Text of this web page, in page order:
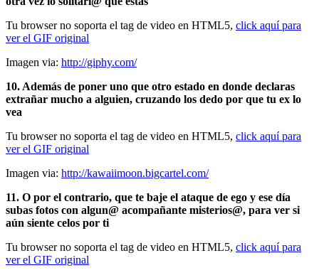
Tu browser no soporta el tag de video en HTML5, click aquí para
ver el GIF original
Imagen via: http://giphy.com/
10. Además de poner uno que otro estado en donde declaras
extrañar mucho a alguien, cruzando los dedo por que tu ex lo
vea
Tu browser no soporta el tag de video en HTML5, click aquí para
ver el GIF original
Imagen via: http://kawaiimoon.bigcartel.com/
11. O por el contrario, que te baje el ataque de ego y ese día
subas fotos con algun@ acompañante misterios@, para ver si
aún siente celos por ti
Tu browser no soporta el tag de video en HTML5, click aquí para
ver el GIF original